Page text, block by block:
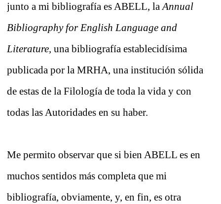
junto a mi bibliografía es ABELL, laAnnual
Bibliography for English Language and
Literature, una bibliografía establecidísima
publicada por la MRHA, una institución sólida
de estas de la Filología de toda la vida y con
todas las Autoridades en su haber.
Me permito observar que si bien ABELL es en
muchos sentidos más completa que mi
bibliografía, obviamente, y, en fin, es otra